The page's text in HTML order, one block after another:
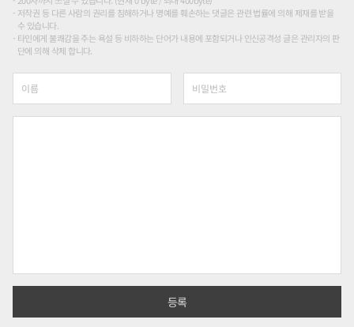
저작권 등 다른 사람의 권리를 침해하거나 명예를 훼손하는 댓글은 관련 법률에 의해 제재를 받을
수 있습니다.
타인에게 불쾌감을 주는 욕설 등 비하하는 단어가 내용에 포함되거나 인신공격성 글은 관리자의 판
단에 의해 삭제 합니다.